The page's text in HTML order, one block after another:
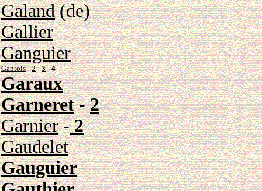
Galand(de)
Gallier
Ganguier
Gantois-2-3-4
Garaux
Garneret-2
Garnier-2
Gaudelet
Gauguier